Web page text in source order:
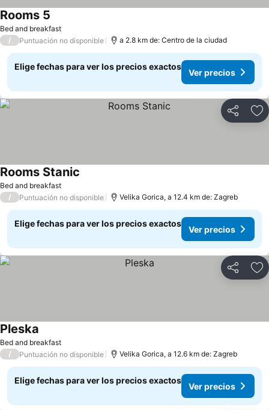
Bed and breakfast
Rooms 5
/ Puntuación no disponible a 2.8 km de: Centro de la ciudad
Elige fechas para ver los precios exactos
Ver precios
Compartir
Bed and breakfast
Rooms Stanic
/ Puntuación no disponible Velika Gorica, a 12.4 km de: Zagreb
Elige fechas para ver los precios exactos
Ver precios
Compartir
Bed and breakfast
Pleska
/ Puntuación no disponible Velika Gorica, a 12.6 km de: Zagreb
Elige fechas para ver los precios exactos
Ver precios